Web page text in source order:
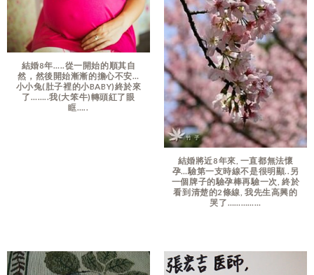
結婚8年…..從一開始的順其自
然，然後開始漸漸的擔心不安…
小小兔(肚子裡的小BABY)終於來
了……..我(大笨牛)轉頭紅了眼
眶…..
結婚將近8年來, 一直都無法懷
孕…驗第一支時線不是很明顯..另
一個牌子的驗孕棒再驗一次, 終於
看到清楚的2條線, 我先生高興的
哭了……………